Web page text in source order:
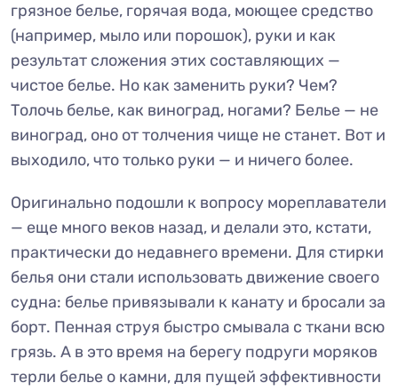
грязное белье, горячая вода, моющее средство
(например, мыло или порошок), руки и как
результат сложения этих составляющих —
чистое белье. Но как заменить руки? Чем?
Толочь белье, как виноград, ногами? Белье — не
виноград, оно от толчения чище не станет. Вот и
выходило, что только руки — и ничего более.
Оригинально подошли к вопросу мореплаватели
— еще много веков назад, и делали это, кстати,
практически до недавнего времени. Для стирки
белья они стали использовать движение своего
судна: белье привязывали к канату и бросали за
борт. Пенная струя быстро смывала с ткани всю
грязь. А в это время на берегу подруги моряков
терли белье о камни, для пущей эффективности